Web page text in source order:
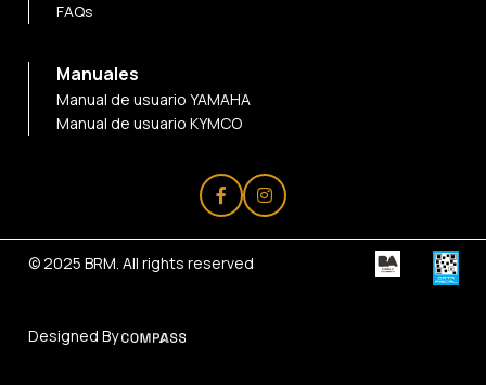
FAQs
Manuales
Manual de usuario YAMAHA
Manual de usuario KYMCO
© 2025 BRM. All rights reserved
Designed By